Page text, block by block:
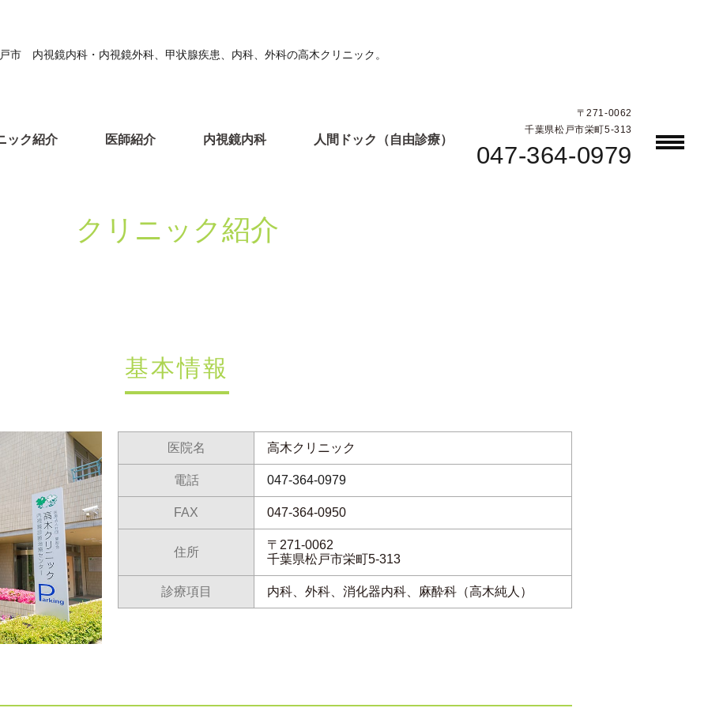
市 内視鏡内科・内視鏡外科、甲状腺疾患、内科、外科の高木クリニック。
ック紹介 医師紹介 内視鏡内科 人間ドック（自由診療）
〒271-0062
千葉県松戸市栄町5-313
047-364-0979
クリニック紹介
基本情報
医院名 高木クリニック
電話 047-364-0979
FAX 047-364-0950
住所
〒271-0062
千葉県松戸市栄町5-313
診療項目 内科、外科、消化器内科、麻酔科（高木純人）